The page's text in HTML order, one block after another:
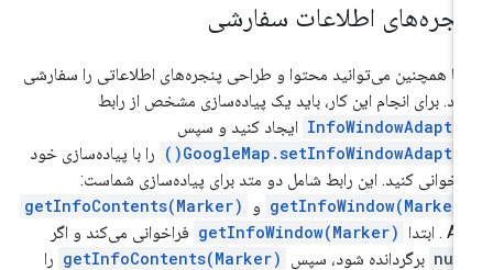
اطلاعات سفارشی
همچنین می‌توانید محتوا و طراحی پنجره‌های اطلاعاتی را سفارشی
برای انجام این کار، باید یک پیاده‌سازی مشخص از رابط
ایجاد کنید و سپس
را با پیاده‌سازی خود
کنید. این رابط شامل دو متد برای پیاده‌سازی شماست:
و
getInfoContents(Marker)
getInfoWindow(Marker) فراخوانی می‌کند و اگر
برگردانده شود، سپس getInfoContents(Marker) را